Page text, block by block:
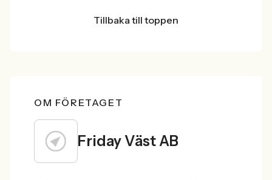
Tillbaka till toppen
OM FÖRETAGET
Friday Väst AB